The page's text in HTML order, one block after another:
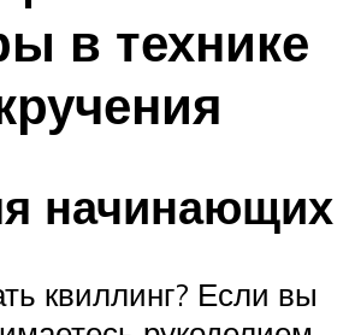
в технике
начинающих
квиллинг? Если вы